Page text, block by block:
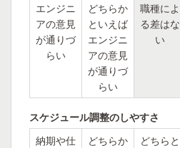
エンジニ
アの意見
が通りづ
らい
どちらか
といえば
エンジニ
アの意見
が通りづ
らい
職種によ
る差はな
い
スケジュール調整のしやすさ
納期や仕
どちらか
どちらと